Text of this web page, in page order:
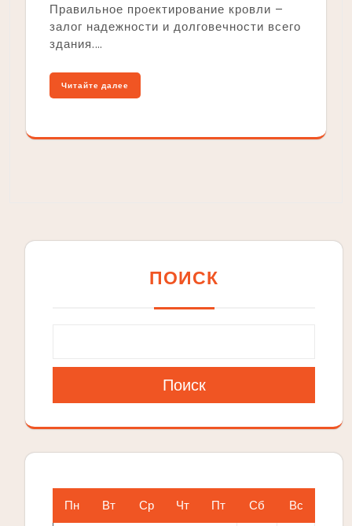
Правильное проектирование кровли –
залог надежности и долговечности всего
здания.…
Читайте далее
ПОИСК
Поиск
Пн Вт Ср Чт Пт Сб Вс